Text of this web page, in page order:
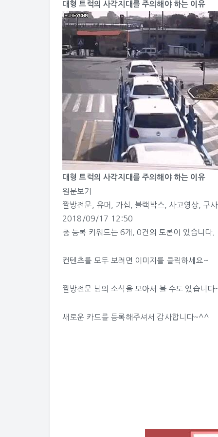
대형 트럭의 사각지대를 주의해야 하는 이유
대형 트럭의 사각지대를 주의해야 하는 이유
원문보기
짤방전문
유머 가십 블랙박스 사고영상, 구
2018/09/17 12:50
총 등록 키워드는 6개, 0건의 토론이 있습니다.
컨텐츠를 모두 보려면 이미지를 클릭하세요~
짤방전문 님의 소식 을 모아서 볼 수도 있습니다
새로운 카드를 등록해주셔서 감사합니다~^^